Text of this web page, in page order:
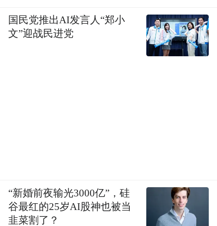
国民党推出AI发言人“郑小
文”迎战民进党
“新婚前夜输光3000亿”，硅
谷最红的25岁AI股神也被当
韭菜割了？